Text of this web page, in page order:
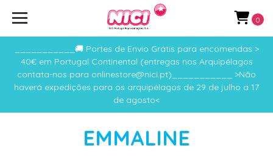
___________🚚 Portes de Envio Grátis para encomendas >
40€ em Portugal Continental (entregas nos Arquipélagos
contata-nos para onlinestore@nici.pt)___________ >Não
haverá expedições para os arquipélagos de 29 de julho a 17
de agosto<
0
EMMALINE